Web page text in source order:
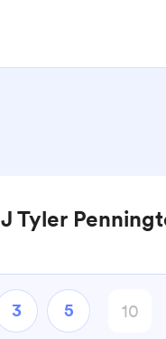
Tyler
3 5